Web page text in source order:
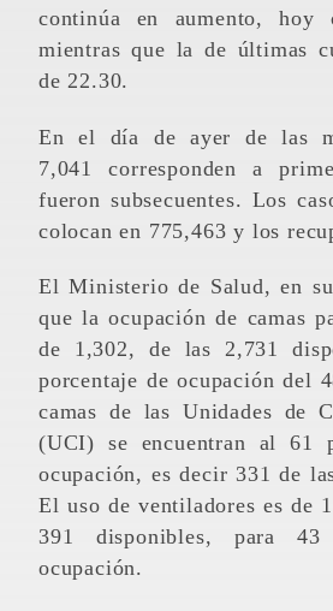
continúa en aumento, hoy
mientras que la de últimas
de 22.30.
En el día de ayer de las muestras tomadas
7,041 corresponden a
fueron subsecuentes. Los
colocan en 775,463 y los
El Ministerio de Salud, en su reporte, registra
que la ocupación de camas
de 1,302, de las 2,731
porcentaje de ocupación del
camas de las Unidades de
(UCI) se encuentran al 61
ocupación, es decir 331 de
El uso de ventiladores es de
391 disponibles, para
ocupación.